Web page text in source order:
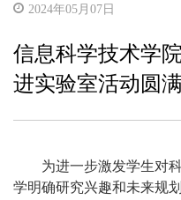
2024年05月07日
信息科学技术学
进实验室活动圆
为进一步激发学生对
学明确研究兴趣和未来规